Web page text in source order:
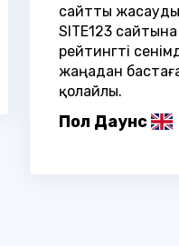
сайтты
SITE123
рейтингті
жаңадан
қолайлы.
Пол Даунс